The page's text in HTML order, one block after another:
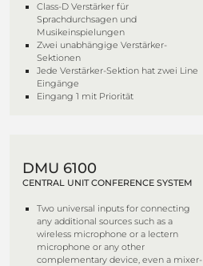
Class-D Verstärker für
Sprachdurchsagen und
Musikeinspielungen
Zwei unabhängige Verstärker-
Sektionen
Jede Verstärker-Sektion hat zwei Line
Eingänge
Eingang 1 mit Priorität
DMU 6100
CENTRAL UNIT CONFERENCE SYSTEM
Two universal inputs for connecting
any additional sources such as a
wireless microphone or a lectern
microphone or any other
complementary device, even a mixer-